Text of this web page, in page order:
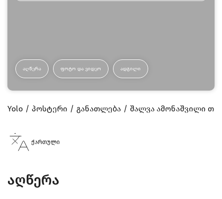
ᲐᲦᲬᲔᲠᲐ ᲤᲝᲢᲝ ᲓᲐ ᲕᲘᲓᲔᲝ ᲐᲓᲒᲘᲚᲘ
Yolo პოსტერი განათლება შალვა ამონაშვილი
ქართული
აღწერა